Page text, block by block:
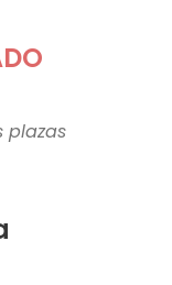
plazas